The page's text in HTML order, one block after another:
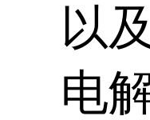
以
电